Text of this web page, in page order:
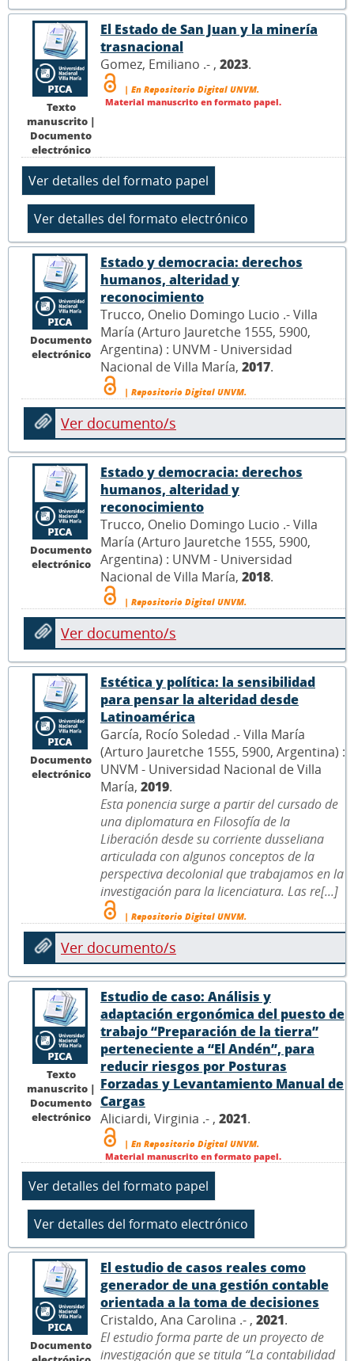
Texto
manuscrito |
Documento
electrónico
El Estado de San Juan y la minería
trasnacional
Gomez, Emiliano .- , 2023.
| En Repositorio Digital UNVM.
Material manuscrito en formato papel.
Documento
electrónico
Estado y democracia: derechos
humanos, alteridad y
reconocimiento
Trucco, Onelio Domingo Lucio .- Villa
María (Arturo Jauretche 1555, 5900,
Argentina) : UNVM - Universidad
Nacional de Villa María, 2017.
| Repositorio Digital UNVM.
Ver documento/s
Documento
electrónico
Estado y democracia: derechos
humanos, alteridad y
reconocimiento
Trucco, Onelio Domingo Lucio .- Villa
María (Arturo Jauretche 1555, 5900,
Argentina) : UNVM - Universidad
Nacional de Villa María, 2018.
| Repositorio Digital UNVM.
Ver documento/s
Documento
electrónico
Estética y política: la sensibilidad
para pensar la alteridad desde
Latinoamérica
García, Rocío Soledad .- Villa María
(Arturo Jauretche 1555, 5900, Argentina) :
UNVM - Universidad Nacional de Villa
María, 2019.
Esta ponencia surge a partir del cursado de
una diplomatura en Filosofía de la
Liberación desde su corriente dusseliana
articulada con algunos conceptos de la
perspectiva decolonial que trabajamos en la
investigación para la licenciatura. Las re[...]
| Repositorio Digital UNVM.
Ver documento/s
Texto
manuscrito |
Documento
electrónico
Estudio de caso: Análisis y
adaptación ergonómica del puesto de
trabajo “Preparación de la tierra”
perteneciente a “El Andén”, para
reducir riesgos por Posturas
Forzadas y Levantamiento Manual de
Cargas
Aliciardi, Virginia .- , 2021.
| En Repositorio Digital UNVM.
Material manuscrito en formato papel.
Documento
El estudio de casos reales como
generador de una gestión contable
orientada a la toma de decisiones
Cristaldo, Ana Carolina .- , 2021.
El estudio forma parte de un proyecto de
investigación que se titula “La contabilidad